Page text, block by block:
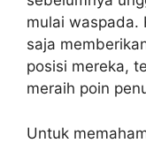
mulai waspada.
saja
posisi mereka,
meraih poin
Untuk